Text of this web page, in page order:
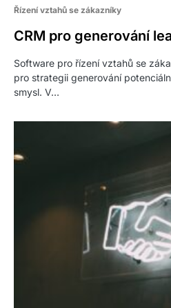
Řízení vztahů se zákazníky
CRM pro generování
Software pro řízení vztahů se
pro strategii generování
smysl. V…